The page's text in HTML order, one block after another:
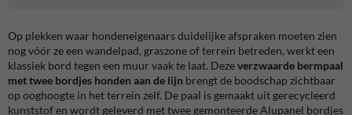
Op plekken waar hondeneigenaars duidelijke afspraken moeten zien
nog vóór ze een wandelpad, graszone of terrein betreden, werkt een
klassiek bord tegen een muur vaak te laat. Dezeverzwaarde bermpaal
met twee bordjes honden aan de lijn brengt de boodschap zichtbaar
op ooghoogte in het terrein zelf. De paal is gemaakt uit gerecycleerd
kunststof en wordt geleverd met twee gemonteerde Alupanel bordjes